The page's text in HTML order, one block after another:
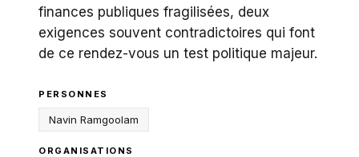
finances publiques fragilisées, deux
exigences souvent contradictoires qui font
de ce rendez-vous un test politique majeur.
PERSONNES
Navin Ramgoolam
ORGANISATIONS